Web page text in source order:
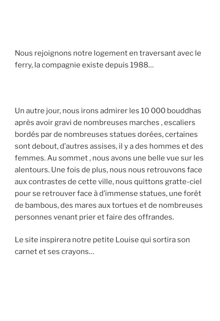
Nous rejoignons notre logement en traversant avec le
ferry, la compagnie existe depuis 1988…
Un autre jour, nous irons admirer les 10 000 bouddhas
après avoir gravi de nombreuses marches , escaliers
bordés par de nombreuses statues dorées, certaines
sont debout, d’autres assises, il y a des hommes et des
femmes. Au sommet , nous avons une belle vue sur les
alentours. Une fois de plus, nous nous retrouvons face
aux contrastes de cette ville, nous quittons gratte-ciel
pour se retrouver face à d’immense statues, une forêt
de bambous, des mares aux tortues et de nombreuses
personnes venant prier et faire des offrandes.
Le site inspirera notre petite Louise qui sortira son
carnet et ses crayons…